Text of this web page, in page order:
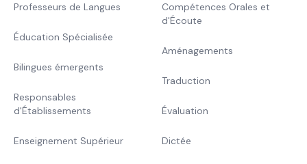
Professeurs de Langues
Éducation Spécialisée
Bilingues émergents
Responsables
d'Établissements
Enseignement Supérieur
Compétences Orales et
d'Écoute
Aménagements
Traduction
Évaluation
Dictée